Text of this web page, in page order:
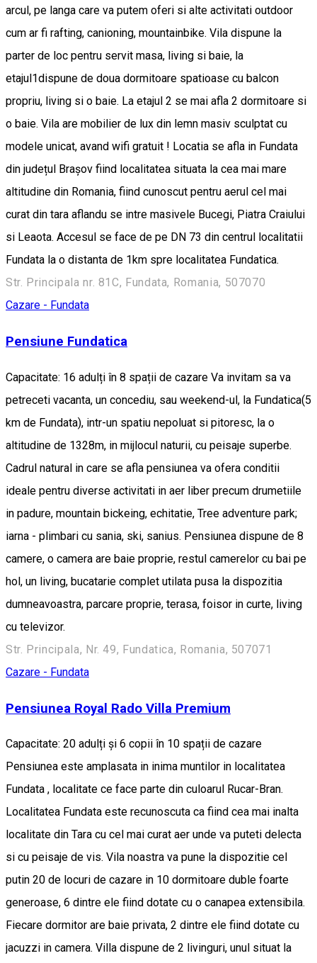
arcul, pe langa care va putem oferi si alte activitati outdoor
cum ar fi rafting, canioning, mountainbike. Vila dispune la
parter de loc pentru servit masa, living si baie, la
etajul1dispune de doua dormitoare spatioase cu balcon
propriu, living si o baie. La etajul 2 se mai afla 2 dormitoare si
o baie. Vila are mobilier de lux din lemn masiv sculptat cu
modele unicat, avand wifi gratuit ! Locatia se afla in Fundata
din județul Brașov fiind localitatea situata la cea mai mare
altitudine din Romania, fiind cunoscut pentru aerul cel mai
curat din tara aflandu se intre masivele Bucegi, Piatra Craiului
si Leaota. Accesul se face de pe DN 73 din centrul localitatii
Fundata la o distanta de 1km spre localitatea Fundatica.
Str. Principala nr. 81C, Fundata, Romania, 507070
Cazare - Fundata
Pensiune Fundatica
Capacitate: 16 adulți în 8 spații de cazare Va invitam sa va
petreceti vacanta, un concediu, sau weekend-ul, la Fundatica(5
km de Fundata), intr-un spatiu nepoluat si pitoresc, la o
altitudine de 1328m, in mijlocul naturii, cu peisaje superbe.
Cadrul natural in care se afla pensiunea va ofera conditii
ideale pentru diverse activitati in aer liber precum drumetiile
in padure, mountain bickeing, echitatie, Tree adventure park;
iarna - plimbari cu sania, ski, sanius. Pensiunea dispune de 8
camere, o camera are baie proprie, restul camerelor cu bai pe
hol, un living, bucatarie complet utilata pusa la dispozitia
dumneavoastra, parcare proprie, terasa, foisor in curte, living
cu televizor.
Str. Principala, Nr. 49, Fundatica, Romania, 507071
Cazare - Fundata
Pensiunea Royal Rado Villa Premium
Capacitate: 20 adulți și 6 copii în 10 spații de cazare
Pensiunea este amplasata in inima muntilor in localitatea
Fundata , localitate ce face parte din culoarul Rucar-Bran.
Localitatea Fundata este recunoscuta ca fiind cea mai inalta
localitate din Tara cu cel mai curat aer unde va puteti delecta
si cu peisaje de vis. Vila noastra va pune la dispozitie cel
putin 20 de locuri de cazare in 10 dormitoare duble foarte
generoase, 6 dintre ele fiind dotate cu o canapea extensibila.
Fiecare dormitor are baie privata, 2 dintre ele fiind dotate cu
jacuzzi in camera. Villa dispune de 2 livinguri, unul situat la